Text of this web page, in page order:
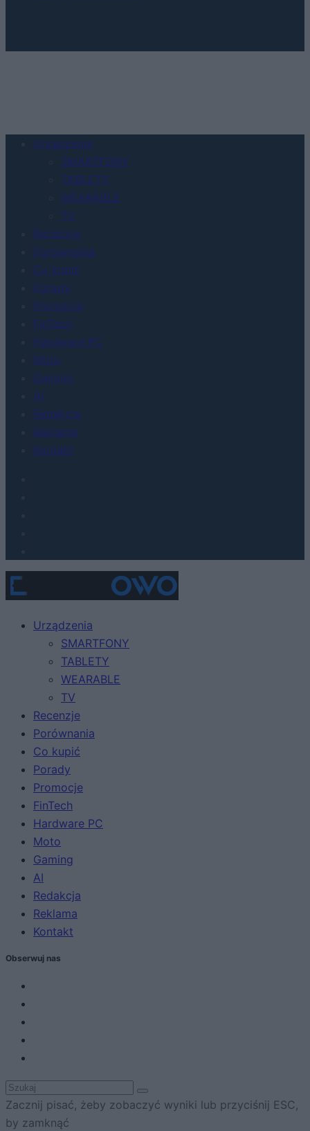
Urządzenia
SMARTFONY
TABLETY
WEARABLE
TV
Recenzje
Porównania
Co kupić
Porady
Promocje
FinTech
Hardware PC
Moto
Gaming
AI
Redakcja
Reklama
Kontakt
Urządzenia
SMARTFONY
TABLETY
WEARABLE
TV
Recenzje
Porównania
Co kupić
Porady
Promocje
FinTech
Hardware PC
Moto
Gaming
AI
Redakcja
Reklama
Kontakt
Obserwuj nas
Zacznij pisać, żeby zobaczyć wyniki lub przyciśnij ESC,
by zamknąć